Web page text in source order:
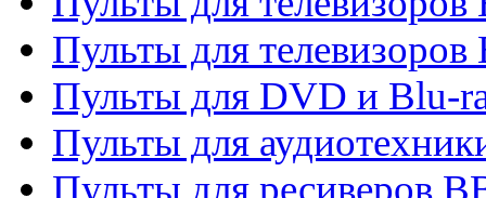
Пульты для
Пульты для DVD и Blu-
Пульты для
Пульты для ресиверов